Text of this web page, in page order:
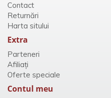
Contact
Returnări
Harta sitului
Extra
Parteneri
Afiliaţi
Oferte speciale
Contul meu